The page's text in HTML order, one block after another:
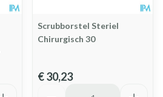
Scrubborstel Steriel
Chirurgisch 30
€ 30,23